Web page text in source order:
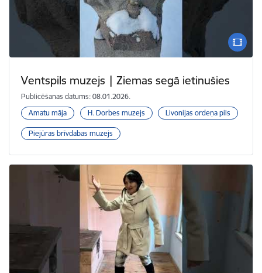
Ventspils muzejs | Ziemas segā ietinušies
Publicēšanas datums: 08.01.2026.
Amatu māja
H. Dorbes muzejs Livonijas ordeņa pils
Piejūras brīvdabas muzejs